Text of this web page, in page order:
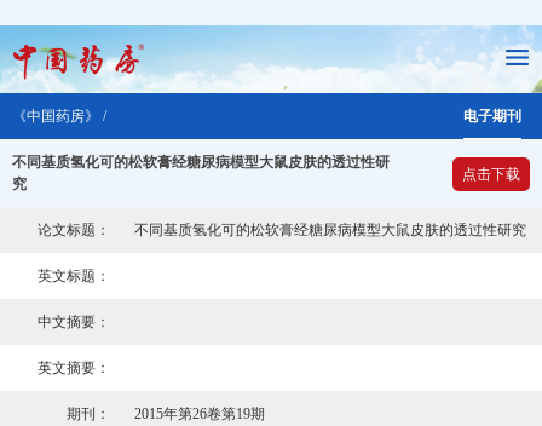
《中国药房》 / 电子期刊
不同基质氢化可的松软膏经糖尿病模型大鼠皮肤的透过性研
究
点击下载
论文标题： 不同基质氢化可的松软膏经糖尿病模型大鼠皮肤的透过性研究
英文标题：
中文摘要：
英文摘要：
期刊： 2015年第26卷第19期